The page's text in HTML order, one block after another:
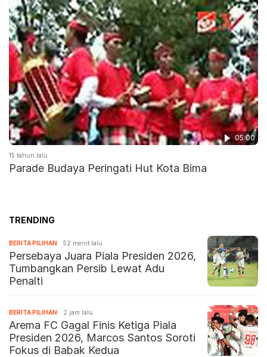
05:00
15 tahun lalu
Parade Budaya Peringati Hut Kota Bima
TRENDING
BERITA PILIHAN 52 menit lalu
Persebaya Juara Piala Presiden 2026,
Tumbangkan Persib Lewat Adu
Penalti
BERITA PILIHAN 2 jam lalu
Arema FC Gagal Finis Ketiga Piala
Presiden 2026, Marcos Santos Soroti
Fokus di Babak Kedua